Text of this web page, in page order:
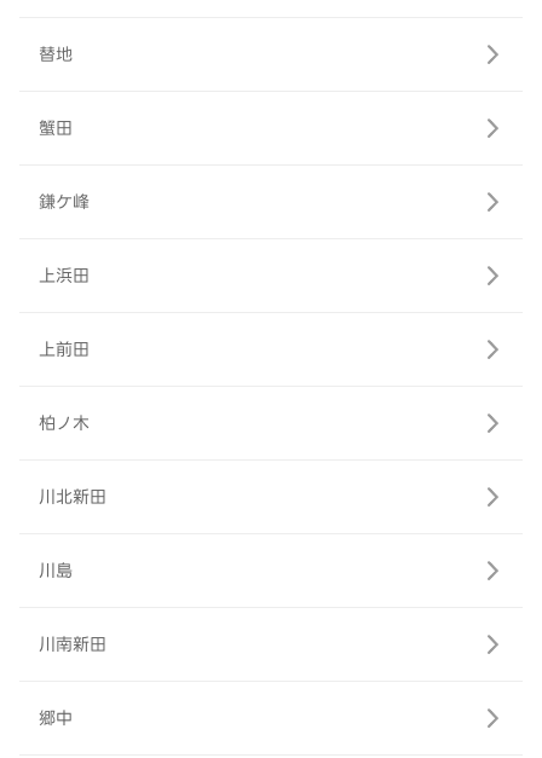
替地
蟹田
鎌ケ峰
上浜田
上前田
柏ノ木
川北新田
川島
川南新田
郷中